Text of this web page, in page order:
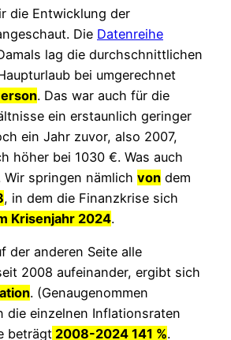
die Entwicklung der
Die Datenreihe
lag die durchschnittlichen
bei umgerechnet
. Das war auch für die
ein erstaunlich geringer
ein Jahr zuvor, also 2007,
höher bei 1030 €. Was auch
Wir springen nämlich von dem
, in dem die Finanzkrise sich
Krisenjahr 2024.
der anderen Seite alle
2008 aufeinander, ergibt sich
. (Genaugenommen
die einzelnen Inflationsraten
beträgt 2008-2024 141 %.